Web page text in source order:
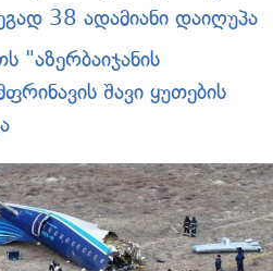
38 ადამიანი დაიღუპა
"აზერბაიჯანის
შავი ყუთების